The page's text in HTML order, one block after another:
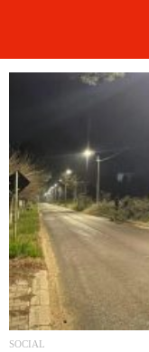
Politică
Externe
Social
Economic
SOCIAL